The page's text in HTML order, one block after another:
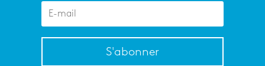
S'abonner